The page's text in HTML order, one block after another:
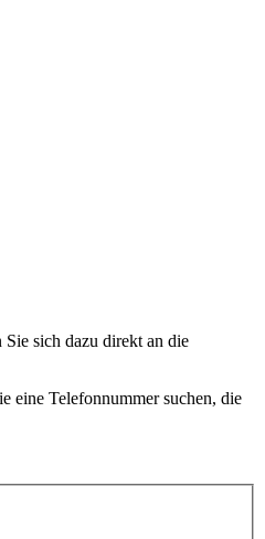
sich dazu direkt an die
eine Telefonnummer suchen, die